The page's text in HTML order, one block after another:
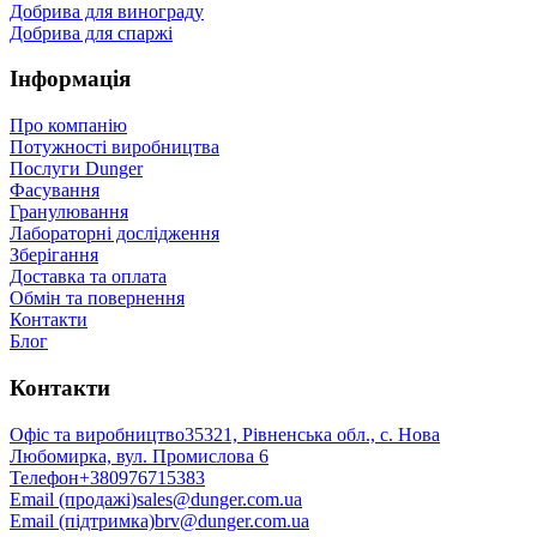
Добрива для винограду
Добрива для спаржі
Інформація
Про компанію
Потужності виробництва
Послуги Dunger
Фасування
Гранулювання
Лабораторні дослідження
Зберігання
Доставка та оплата
Обмін та повернення
Контакти
Блог
Контакти
Офіс та виробництво35321, Рівненська обл., с. Нова
Любомирка, вул. Промислова 6
Телефон+380976715383
Email (продажі)sales@dunger.com.ua
Email (підтримка)brv@dunger.com.ua